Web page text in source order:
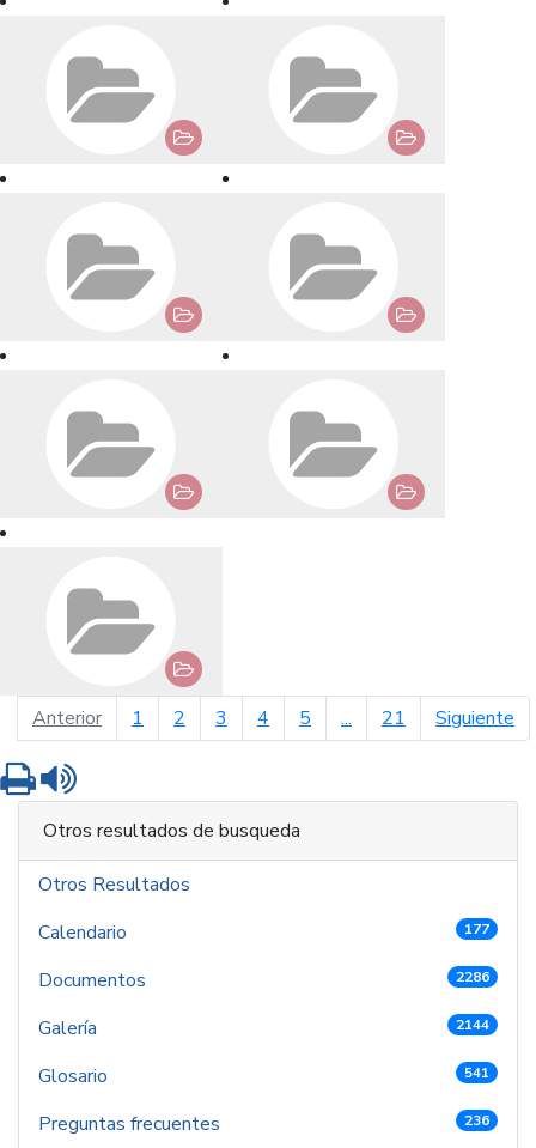
Anteriorpágina anterior
1 2 3 4 5 ... 21 Siguiente
Imprimir
Otros resultados de busqueda
Otros Resultados
Calendario
177
Documentos 2286
Galería 2144
Glosario 541
Preguntas frecuentes 236